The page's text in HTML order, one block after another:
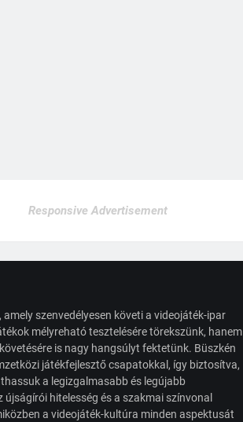
Responsive Advertisement
szenvedélyesen követi a videojáték-ipar
mélyreható tesztelésére törekszünk, hanem
is nagy hangsúlyt fektetünk. Büszkén
játékfejlesztő csapatokkal, így biztosítva,
a legizgalmasabb és legújabb
újságírói hitelesség és a szakmai színvonal
a videojáték-kultúra minden aspektusát